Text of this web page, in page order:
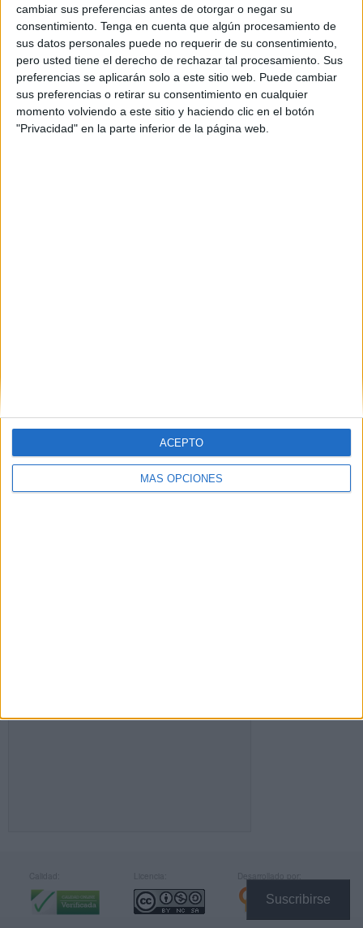
cambiar sus preferencias antes de otorgar o negar su
consentimiento. Tenga en cuenta que algún procesamiento de
sus datos personales puede no requerir de su consentimiento,
pero usted tiene el derecho de rechazar tal procesamiento. Sus
preferencias se aplicarán solo a este sitio web. Puede cambiar
sus preferencias o retirar su consentimiento en cualquier
momento volviendo a este sitio y haciendo clic en el botón
"Privacidad" en la parte inferior de la página web.
MÁS OPCIONES
ACEPTO
Suscribirse
SEGUIR LEYENDO
Buscar
SIGUE NUESTROS TABLEROS EN